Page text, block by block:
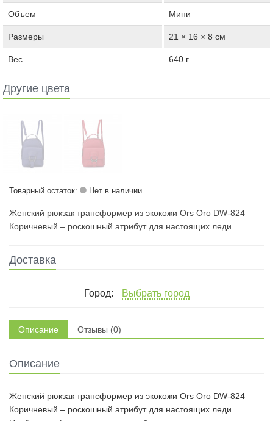
Объем Мини
Размеры 21 × 16 × 8 см
Вес 640 г
Другие цвета
Товарный остаток: Нет в наличии
Женский рюкзак трансформер из экокожи Ors Oro DW-824
Коричневый – роскошный атрибут для настоящих леди.
Доставка
Город: Выбрать город
Описание Отзывы (0)
Описание
Женский рюкзак трансформер из экокожи Ors Oro DW-824
Коричневый – роскошный атрибут для настоящих леди.